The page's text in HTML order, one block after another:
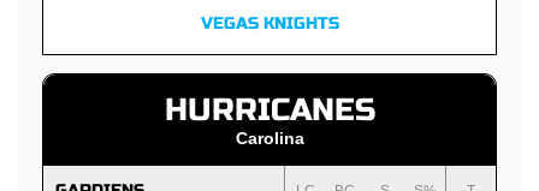
VEGAS KNIGHTS
HURRICANES
Carolina